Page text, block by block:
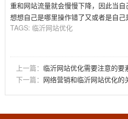
重和网站流量就会慢慢下降，因此当
想想自己是哪里操作错了又或者是自己
TAGS: 临沂网站优化
上一篇： 临沂网站优化需要注意的要
下一篇： 网络营销和临沂网站优化的